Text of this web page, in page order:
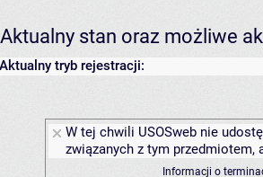
Aktualny stan oraz możliwe
Aktualny tryb rejestracji:
W tej chwili USOSweb nie
związanych z tym przedmiotem,
Informacji o